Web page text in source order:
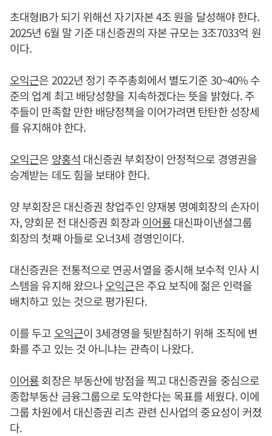
초대형IB가 되기 위해선 자기자본 4조 원을 달성해야 한다.
2025년 6월 말 기준 대신증권의 자본 규모는 3조7033억 원
이다.
오익근은 2022년 정기 주주총회에서 별도기준 30~40% 수
준의 업계 최고 배당성향을 지속하겠다는 뜻을 밝혔다. 주
주들이 만족할 만한 배당정책을 이어가려면 탄탄한 성장세
를 유지해야 한다.
오익근은 양홍석 대신증권 부회장이 안정적으로 경영권을
승계받는 데도 힘을 보태야 한다.
양 부회장은 대신증권 창업주인 양재봉 명예회장의 손자이
자, 양회문 전 대신증권 회장과이어룡대신파이낸셜그룹
회장의 첫째 아들로 오너3세 경영인이다.
대신증권은 전통적으로 연공서열을 중시해 보수적 인사 시
스템을 유지해 왔으나오익근은 주요 보직에 젊은 인력을
배치하고 있는 것으로 평가된다.
이를 두고 오익근이 3세경영을 뒷받침하기 위해 조직에 변
화를 주고 있는 것 아니냐는 관측이 나왔다.
이어룡회장은 부동산에 방점을 찍고 대신증권을 중심으로
종합부동산 금융그룹으로 도약한다는 목표를 세웠다. 이에
그룹 차원에서 대신증권 리츠 관련 신사업의 중요성이 커졌
다.